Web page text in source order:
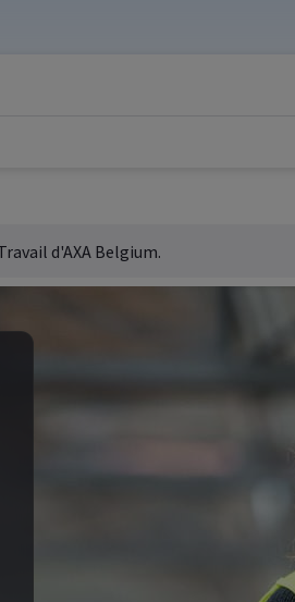
d'AXA Belgium.